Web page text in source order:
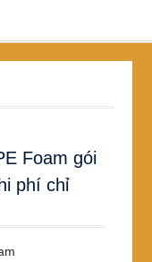
Foam gói
phí chỉ